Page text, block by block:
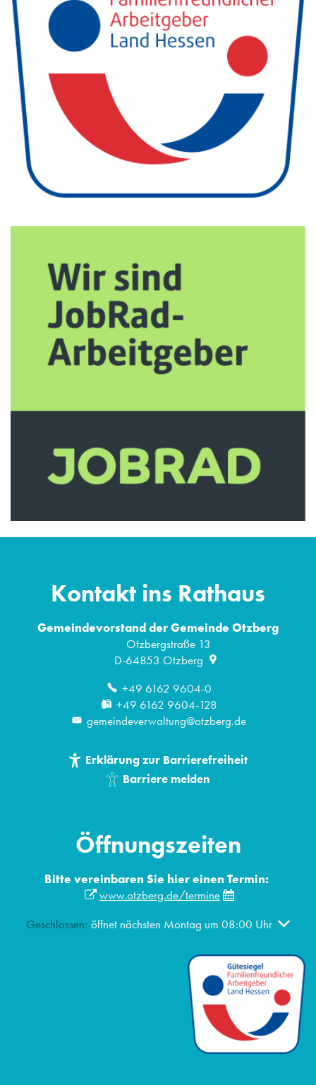
Kontakt ins Rathaus
Gemeindevorstand der Gemeinde Otzberg
Otzbergstraße 13
D-64853 Otzberg
+49 6162 9604-0
+49 6162 9604-128
gemeindeverwaltung@otzberg.de
Erklärung zur Barrierefreiheit
Barriere melden
Öffnungszeiten
Bitte vereinbaren Sie hier einen Termin:
www.otzberg.de/termine
Klicken, um weitere Öffnungs- oder Schließzeiten
Geschlossen: öffnet nächsten Montag um 08:00 Uhr